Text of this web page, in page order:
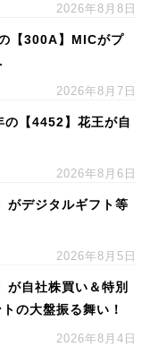
2026年8月8日
【300A】MICがプ
2026年8月7日
の【4452】花王が自
2026年8月6日
がデジタルギフト等
2026年8月5日
が自社株買い＆特別
の大盤振る舞い！
2026年8月4日